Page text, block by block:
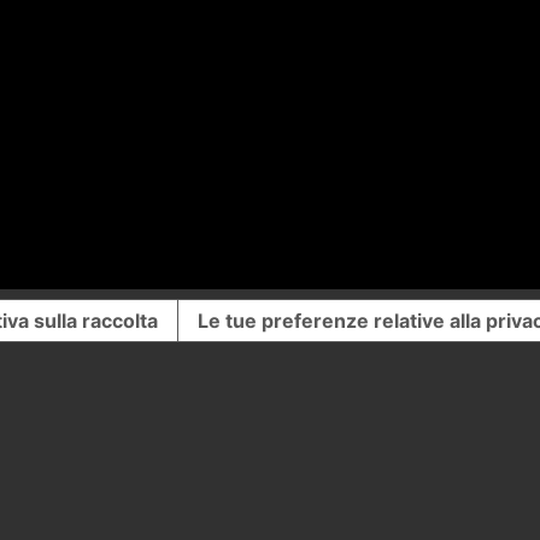
sulla raccolta Le tue preferenze relative alla